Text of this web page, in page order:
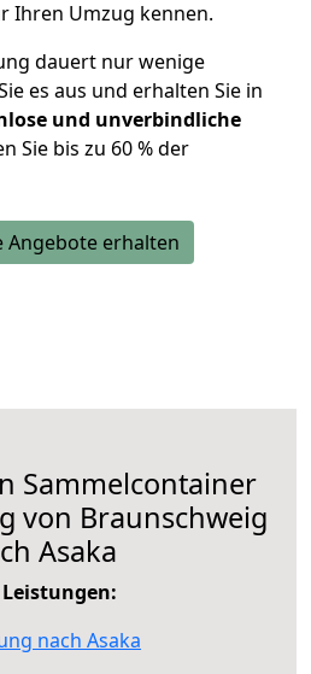
Ihren Umzug kennen.
dauert nur wenige
es aus und erhalten Sie in
und unverbindliche
Sie bis zu 60 % der
Angebote erhalten
Sammelcontainer
von Braunschweig
Asaka
Leistungen:
nach Asaka